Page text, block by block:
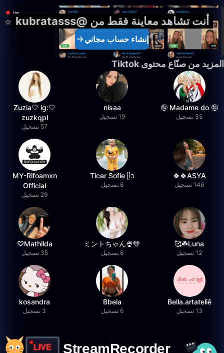
أنت تشاهد معاينة فقط من @kubratasss
إنشاء حساب مجاني
المزيد من صنّاع محتوى Tiktok
🤪 Madame do 🤪
35 تسجيل
nisaa
19 تسجيل
🤍Zuzia🤍 ig:
zuzkqpl
57 تسجيل
ASYA🍀🍀
146 تسجيل
Ticer Sofie ᥫ᭡
6 تسجيل
MY-Rifoamxn
Official
29 تسجيل
Luna☘️🥰
12 تسجيل
ミントちゃん🍨🩵
6 تسجيل
Mathilda♡︎
35 تسجيل
Bella.artateliê
13 تسجيل
Bbela
6 تسجيل
kosandra
3 تسجيل